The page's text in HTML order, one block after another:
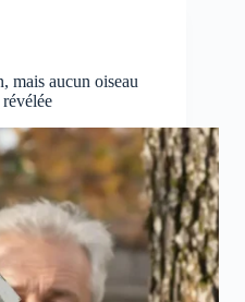
mais aucun oiseau